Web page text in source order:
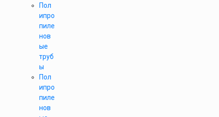
Пол
ипро
пиле
нов
ые
труб
ы
Пол
ипро
пиле
нов